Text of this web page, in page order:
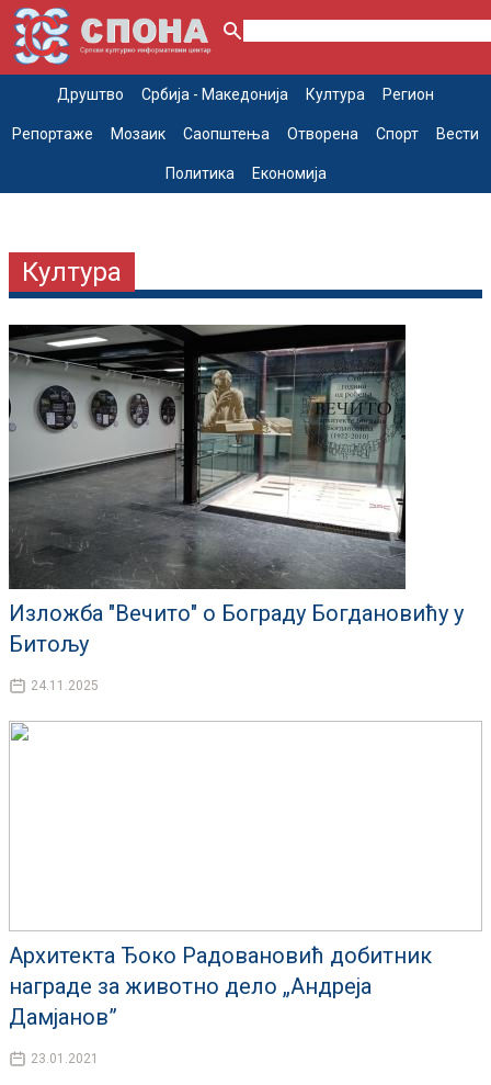
Друштво Србија - Македонија Култура Регион
Репортаже Мозаик Саопштења Отворена Спорт Вести
Политика Економија
Култура
Изложба "Вечито" о Бограду Богдановићу у
Битољу
24.11.2025
Архитекта Ђоко Радовановић добитник
награде за животно дело „Андреја
Дамјанов”
23.01.2021